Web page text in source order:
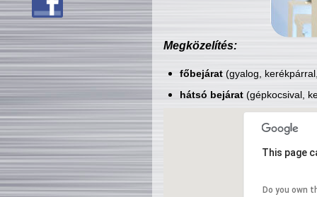
Megközelítés:
főbejárat(gyalog,
hátsó bejárat(gépkocsival,
This page
Do you own